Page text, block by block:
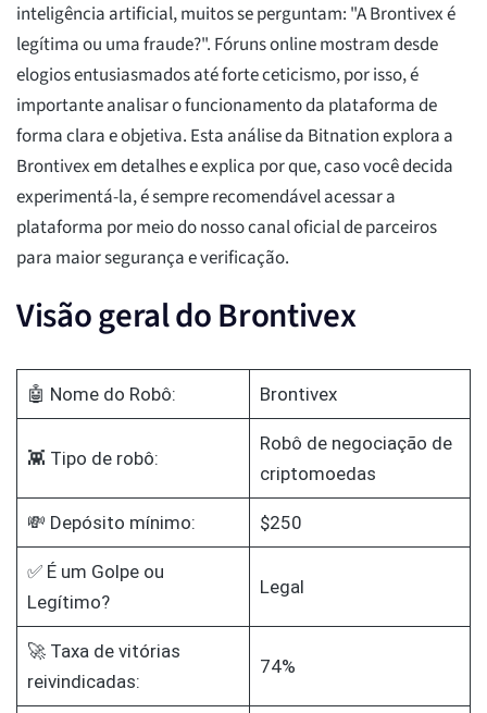
inteligência artificial, muitos se perguntam: "A Brontivex é
legítima ou uma fraude?". Fóruns online mostram desde
elogios entusiasmados até forte ceticismo, por isso, é
importante analisar o funcionamento da plataforma de
forma clara e objetiva. Esta análise da Bitnation explora a
Brontivex em detalhes e explica por que, caso você decida
experimentá-la, é sempre recomendável acessar a
plataforma por meio do nosso canal oficial de parceiros
para maior segurança e verificação.
Visão geral do Brontivex
🤖 Nome do Robô: Brontivex
👾 Tipo de robô:
Robô de negociação de
criptomoedas
💸 Depósito mínimo: $250
✅ É um Golpe ou
Legítimo?
Legal
🚀 Taxa de vitórias
reivindicadas:
74%